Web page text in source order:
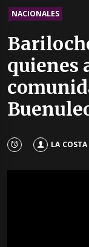
NACIONALES
quienes
LA